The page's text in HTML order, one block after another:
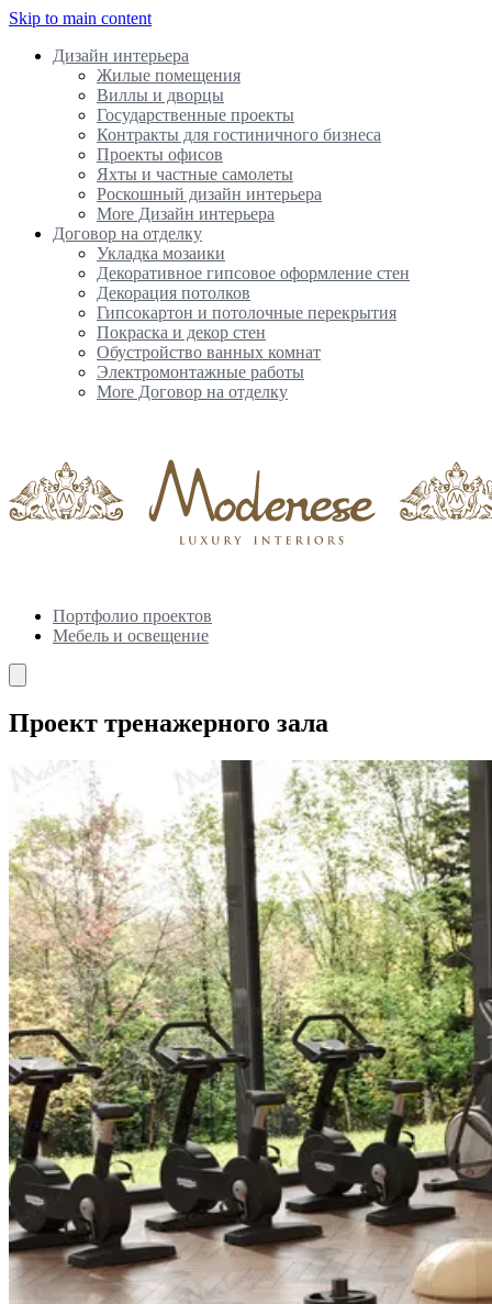
Skip to main content
Дизайн интерьера
Жилые помещения
Виллы и дворцы
Государственные проекты
Контракты для гостиничного бизнеса
Проекты офисов
Яхты и частные самолеты
Роскошный дизайн интерьера
More Дизайн интерьера
Договор на отделку
Укладка мозаики
Декоративное гипсовое оформление стен
Декорация потолков
Гипсокартон и потолочные перекрытия
Покраска и декор стен
Обустройство ванных комнат
Электромонтажные работы
More Договор на отделку
Портфолио проектов
Мебель и освещение
Проект тренажерного зала